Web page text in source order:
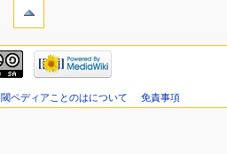
閾ペディアことのはについて 免責事項